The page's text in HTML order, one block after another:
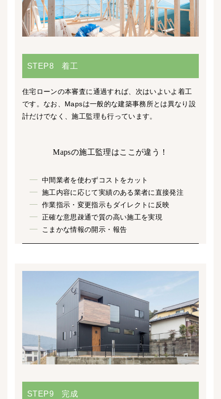
STEP8 着工
住宅ローンの本審査に通過すれば、次はいよいよ着工
です。なお、Mapsは一般的な建築事務所とは異なり設
計だけでなく、施工監理も行っています。
Mapsの施工監理はここが違う！
中間業者を使わずコストをカット
施工内容に応じて実績のある業者に直接発注
作業指示・変更指示もダイレクトに反映
正確な意思疎通で質の高い施工を実現
こまかな情報の開示・報告
STEP9 完成